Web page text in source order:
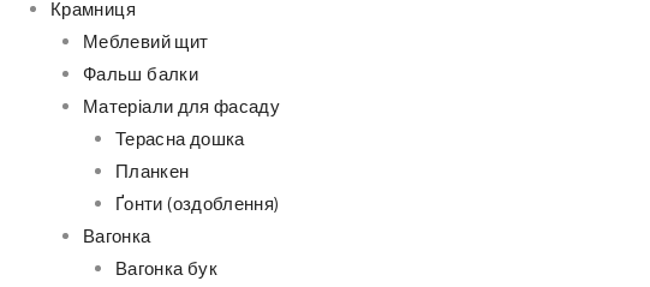
Крамниця
Меблевий щит
Фальш балки
Матеріали для фасаду
Терасна дошка
Планкен
Ґонти (оздоблення)
Вагонка
Вагонка бук